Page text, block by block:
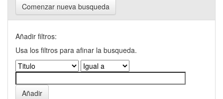
Comenzar nueva busqueda
Añadir filtros:
Usa los filtros para afinar la busqueda.